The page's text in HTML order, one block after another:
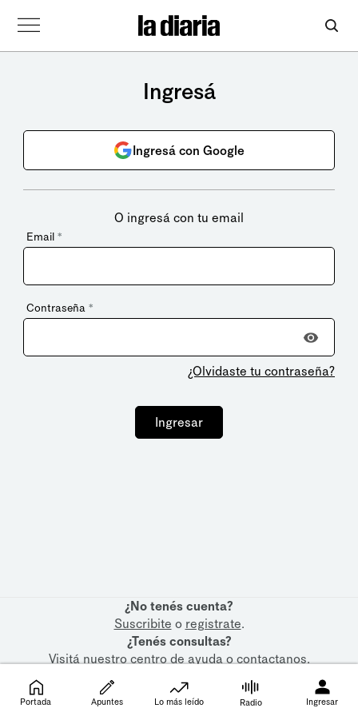
Ingresá
Ingresá con Google
O ingresá con tu email
Email *
Contraseña *
¿Olvidaste tu contraseña?
Ingresar
¿No tenés cuenta?
Suscribite o registrate.
¿Tenés consultas?
Visitá nuestrocentro de ayudaocontactanos.
Portada Apuntes Lo más leído Radio Ingresar